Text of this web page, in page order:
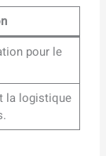
pour le
la logistique